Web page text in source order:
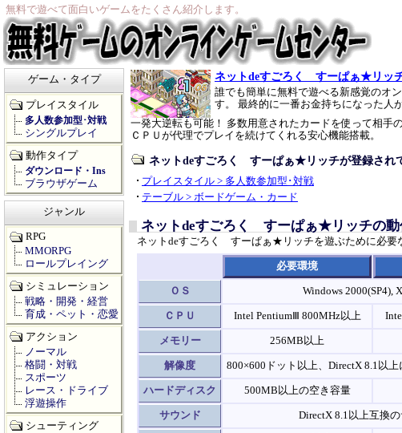
無料で遊べて面白いゲームをたくさん紹介します。
ネットdeすごろく すーぱぁ★リッ
誰でも簡単に無料で遊べる新感覚のオ
す。 最終的に一番お金持ちになった人
一発大逆転も可能！ 多数用意されたカードを使って相手
ＣＰＵが代理でプレイを続けてくれる安心機能搭載。
ネットdeすごろく すーぱぁ★リッチが登録され
プレイスタイル > 多人数参加型･対戦
テーブル > ボードゲーム・カード
ネットdeすごろく すーぱぁ★リッチの動
ネットdeすごろく すーぱぁ★リッチを遊ぶために必要
必要環境
ＯＳ Windows 2000(SP4),
ＣＰＵ Intel PentiumⅢ 800MHz以上
メモリー 256MB以上
解像度 800×600ドット以上、DirectX 8.1以
ハードディスク 500MB以上の空き容量
サウンド DirectX 8.1以上互換
ゲーム・タイプ
プレイスタイル
多人数参加型･対戦
シングルプレイ
動作タイプ
ダウンロード・Ins
ブラウザゲーム
ジャンル
RPG
MMORPG
ロールプレイング
シミュレーション
戦略・開発・経営
育成・ペット・恋愛
アクション
ノーマル
格闘・対戦
スポーツ
レース・ドライブ
浮遊操作
シューティング